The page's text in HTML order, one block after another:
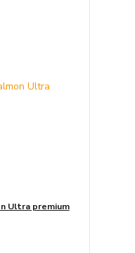
Ultra premium